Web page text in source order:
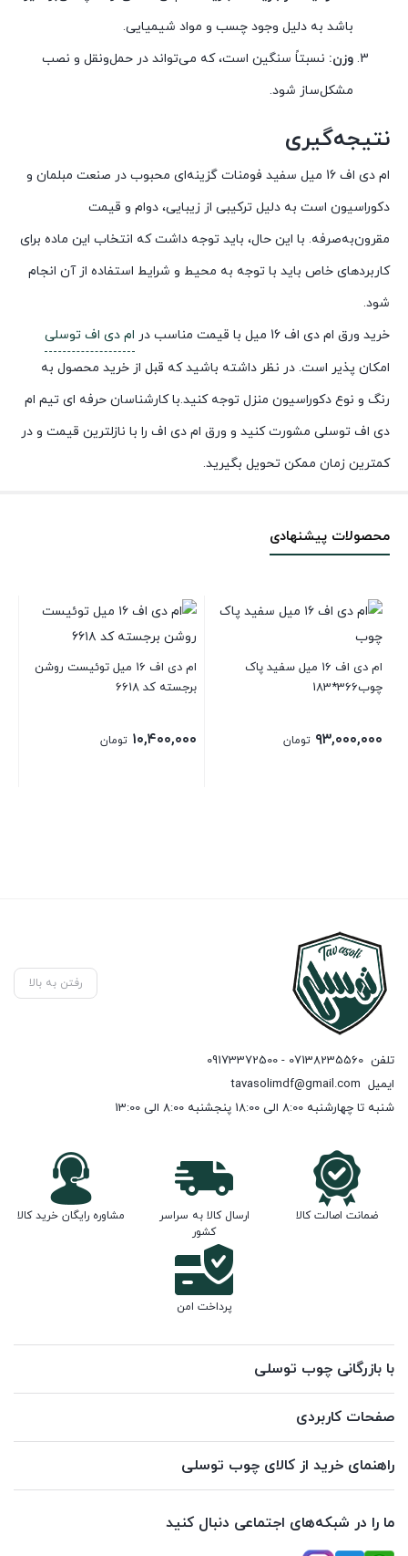
باشد به دلیل وجود چسب و مواد شیمیایی.
وزن: نسبتاً سنگین است، که می‌تواند در حمل‌ونقل و نصب
مشکل‌ساز شود.
نتیجه‌گیری
ام دی اف 16 میل سفید فومنات گزینه‌ای محبوب در صنعت مبلمان و
دکوراسیون است به دلیل ترکیبی از زیبایی، دوام و قیمت
مقرون‌به‌صرفه. با این حال، باید توجه داشت که انتخاب این ماده برای
کاربردهای خاص باید با توجه به محیط و شرایط استفاده از آن انجام
شود.
خرید ورق ام دی اف 16 میل با قیمت مناسب در
ام دی اف توسلی
امکان پذیر است. در نظر داشته باشید که قبل از خرید محصول به
رنگ و نوع دکوراسیون منزل توجه کنید.با کارشناسان حرفه ای تیم ام
دی اف توسلی مشورت کنید و ورق ام دی اف را با نازلترین قیمت و در
کمترین زمان ممکن تحویل بگیرید.
محصولات پیشنهادی
ام دی اف 16 میل سفید پاک
چوب366*183
۹۳,۰۰۰,۰۰۰ تومان
ام دی اف 16 میل توئیست روشن
برجسته کد 6618
۱۰,۴۰۰,۰۰۰ تومان
رفتن به بالا
تلفن 07138235560 - 09173372500
ایمیل tavasolimdf@gmail.com
شنبه تا چهارشنبه 8:00 الی 18:00 پنجشنبه 8:00 الی 13:00
ضمانت اصالت کالا
ارسال کالا به سراسر
کشور
مشاوره رایگان خرید کالا
پرداخت امن
با بازرگانی چوب توسلی
صفحات کاربردی
راهنمای خرید از کالای چوب توسلی
ما را در شبکه‌های اجتماعی دنبال کنید